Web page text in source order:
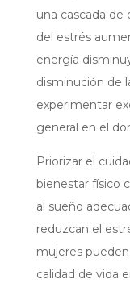
una cascada
del estrés
energía
disminución de
experimentar
general en el
Priorizar el
bienestar físico
al sueño
reduzcan el
mujeres
calidad de vida